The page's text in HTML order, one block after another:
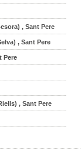
, Sant Pere
, Sant Pere
Pere
, Sant Pere